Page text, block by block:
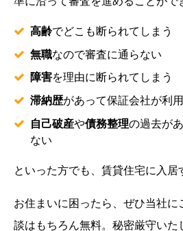
高齢でどこも断られてしまう
無職なので審査に通らない
障害を理由に断られてしまう
滞納歴があって保証会社が利
自己破産や債務整理の過去が
ない
といった方でも、賃貸住宅に入居
お住まいに困ったら、ぜひ当社に
談はもちろん無料。秘密厳守いた